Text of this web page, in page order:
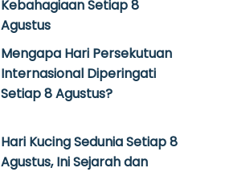
Kebahagiaan Setiap 8
Agustus
Mengapa Hari Persekutuan
Internasional Diperingati
Setiap 8 Agustus?
Hari Kucing Sedunia Setiap 8
Agustus, Ini Sejarah dan